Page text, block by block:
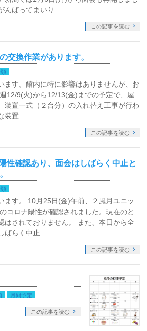
んばってまいり …
この記事を読む
交換作業があります。
ます。館内に特に影響はありませんが、お
12/9(火)から12/13(金)までの予定で、屋
装置一式（２台分）の入れ替え工事が行わ
装置 …
この記事を読む
性確認あり、面会はしばらく中止と
ます。 10月25日(金)午前、２風月ユニッ
コロナ陽性が確認されました。現在のと
はされておりません。 また、本日から全
ばらく中止 …
この記事を読む
月間予定
この記事を読む